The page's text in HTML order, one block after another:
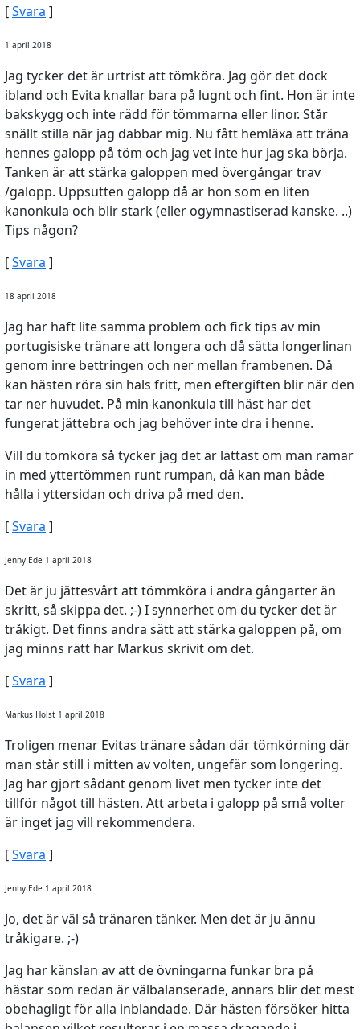
[Svara ]
1 april 2018
Jag tycker det är urtrist att tömköra. Jag gör det dock
ibland och Evita knallar bara på lugnt och fint. Hon är inte
bakskygg och inte rädd för tömmarna eller linor. Står
snällt stilla när jag dabbar mig. Nu fått hemläxa att träna
hennes galopp på töm och jag vet inte hur jag ska börja.
Tanken är att stärka galoppen med övergångar trav
/galopp. Uppsutten galopp då är hon som en liten
kanonkula och blir stark (eller ogymnastiserad kanske. ..)
Tips någon?
[Svara ]
18 april 2018
Jag har haft lite samma problem och fick tips av min
portugisiske tränare att longera och då sätta longerlinan
genom inre bettringen och ner mellan frambenen. Då
kan hästen röra sin hals fritt, men eftergiften blir när den
tar ner huvudet. På min kanonkula till häst har det
fungerat jättebra och jag behöver inte dra i henne.
Vill du tömköra så tycker jag det är lättast om man ramar
in med yttertömmen runt rumpan, då kan man både
hålla i yttersidan och driva på med den.
[Svara ]
Jenny Ede 1 april 2018
Det är ju jättesvårt att tömmköra i andra gångarter än
skritt, så skippa det. ;-) I synnerhet om du tycker det är
tråkigt. Det finns andra sätt att stärka galoppen på, om
jag minns rätt har Markus skrivit om det.
[Svara ]
Markus Holst 1 april 2018
Troligen menar Evitas tränare sådan där tömkörning där
man står still i mitten av volten, ungefär som longering.
Jag har gjort sådant genom livet men tycker inte det
tillför något till hästen. Att arbeta i galopp på små volter
är inget jag vill rekommendera.
[Svara ]
Jenny Ede 1 april 2018
Jo, det är väl så tränaren tänker. Men det är ju ännu
tråkigare. ;-)
Jag har känslan av att de övningarna funkar bra på
hästar som redan är välbalanserade, annars blir det mest
obehagligt för alla inblandade. Där hästen försöker hitta